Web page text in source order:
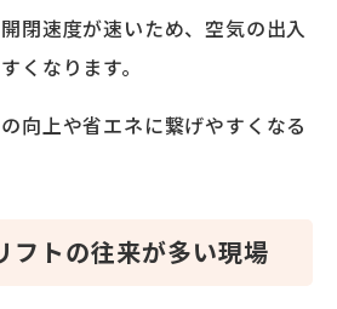
閉速度が速いため、空気の出入
くなります。
向上や省エネに繋げやすくなる
フトの往来が多い現場